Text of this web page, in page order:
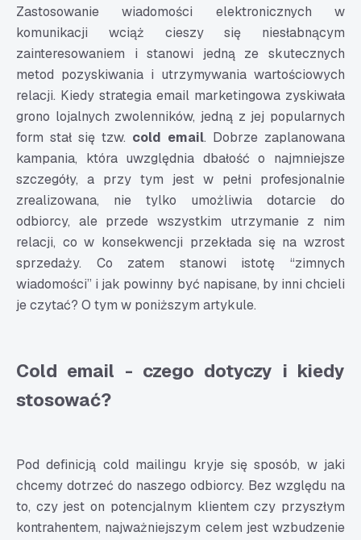
Zastosowanie wiadomości elektronicznych w
komunikacji wciąż cieszy się niesłabnącym
zainteresowaniem i stanowi jedną ze skutecznych
metod pozyskiwania i utrzymywania wartościowych
relacji. Kiedy strategia email marketingowa zyskiwała
grono lojalnych zwolenników, jedną z jej popularnych
form stał się tzw. cold email. Dobrze zaplanowana
kampania, która uwzględnia dbałość o najmniejsze
szczegóły, a przy tym jest w pełni profesjonalnie
zrealizowana, nie tylko umożliwia dotarcie do
odbiorcy, ale przede wszystkim utrzymanie z nim
relacji, co w konsekwencji przekłada się na wzrost
sprzedaży. Co zatem stanowi istotę “zimnych
wiadomości” i jak powinny być napisane, by inni chcieli
je czytać? O tym w poniższym artykule.
Cold email - czego dotyczy i kiedy
stosować?
Pod definicją cold mailingu kryje się sposób, w jaki
chcemy dotrzeć do naszego odbiorcy. Bez względu na
to, czy jest on potencjalnym klientem czy przyszłym
kontrahentem, najważniejszym celem jest wzbudzenie